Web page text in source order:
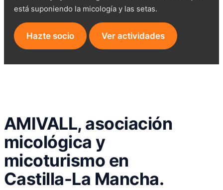
está suponiendo la micología y las setas.
Hazte socio Ver actividades
AMIVALL, asociación
micológica y
micoturismo en
Castilla-La Mancha.